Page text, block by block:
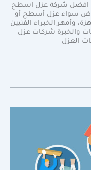
في افضل شركة عزل اسطح
سواء عزل أسطح أو
وأمهر الخبراء الفنيين
والخبرة شركات عزل
العزل